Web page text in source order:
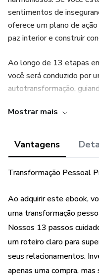
sentimentos de
oferece um plano de
paz interior e construir
Ao longo de 13 etapas
você será conduzido por
autotransformação,
do que você encontrará
Entendendo o Ciúme:
ciúme, desvendando por
padrões de pensamento
descubra como eles
Desconstrução de
desafie as crenças
substituindo-as por
Mostrar mais
Vantagens
Transformação Pessoal
Ao adquirir este ebook,
uma transformação
Nossos 13 passos
um roteiro claro para
seus relacionamentos.
apenas uma compra,